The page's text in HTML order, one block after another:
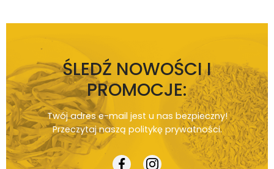
ŚLEDŹ NOWOŚCI I
PROMOCJE:
Twój adres e-mail jest u nas bezpieczny!
Przeczytaj naszą politykę prywatności.